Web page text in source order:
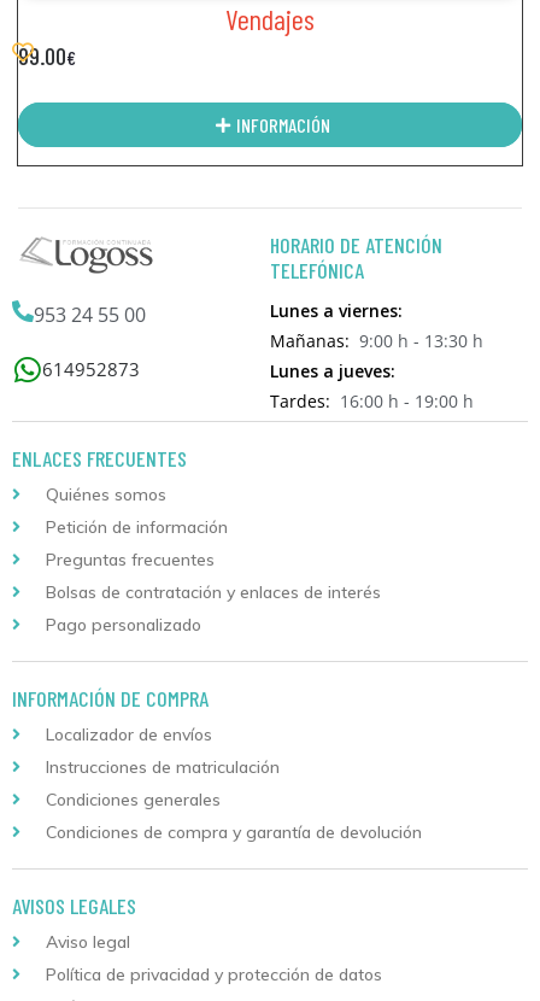
Vendajes
99.00€
INFORMACIÓN
953 24 55 00
614952873
HORARIO DE ATENCIÓN
TELEFÓNICA
Lunes a viernes:
Mañanas: 9:00 h - 13:30 h
Lunes a jueves:
Tardes: 16:00 h - 19:00 h
ENLACES FRECUENTES
Quiénes somos
Petición de información
Preguntas frecuentes
Bolsas de contratación y enlaces de interés
Pago personalizado
INFORMACIÓN DE COMPRA
Localizador de envíos
Instrucciones de matriculación
Condiciones generales
Condiciones de compra y garantía de devolución
AVISOS LEGALES
Aviso legal
Política de privacidad y protección de datos